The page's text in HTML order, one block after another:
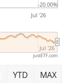
Jul '26
Jul '26
-20.00%
justETF.com
YTD MAX